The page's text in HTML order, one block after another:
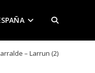
ALTERNAR
– Larrun (2)